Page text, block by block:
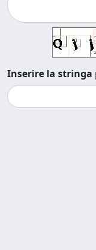
Inserire la stringa